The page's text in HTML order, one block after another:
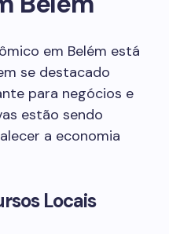
em Belém está
se destacado
para negócios e
estão sendo
a economia
Locais